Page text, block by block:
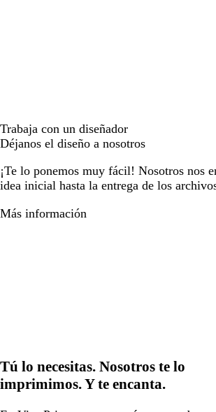
Trabaja con un diseñador
Déjanos el diseño a nosotros
¡Te lo ponemos muy fácil! Nosotros nos
idea inicial hasta la entrega de los
Más información
Tú lo necesitas. Nosotros te lo
imprimimos. Y te encanta.